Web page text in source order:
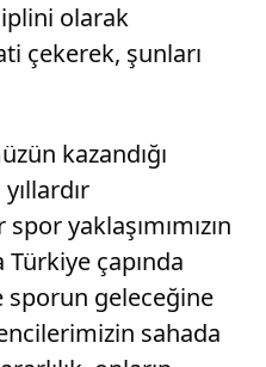
olarak
çekerek, şunları
kazandığı
yaklaşımımızın
Türkiye çapında
sporun geleceğine
sahada